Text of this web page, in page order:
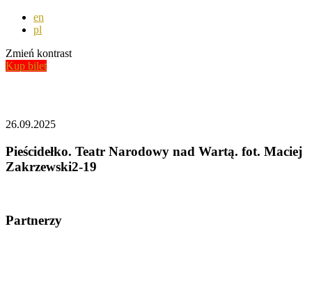
en
pl
Zmień kontrast
Kup bilet
26.09.2025
Pieścidełko. Teatr Narodowy nad Wartą. fot. Maciej
Zakrzewski2-19
Partnerzy